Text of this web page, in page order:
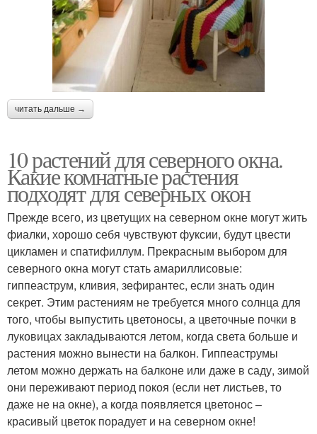
читать дальше →
10 растений для северного окна.
Какие комнатные растения
подходят для северных окон
Прежде всего, из цветущих на северном окне могут жить
фиалки, хорошо себя чувствуют фуксии, будут цвести
цикламен и спатифиллум. Прекрасным выбором для
северного окна могут стать амариллисовые:
гиппеаструм, кливия, зефирантес, если знать один
секрет. Этим растениям не требуется много солнца для
того, чтобы выпустить цветоносы, а цветочные почки в
луковицах закладываются летом, когда света больше и
растения можно вынести на балкон. Гиппеаструмы
летом можно держать на балконе или даже в саду, зимой
они переживают период покоя (если нет листьев, то
даже не на окне), а когда появляется цветонос –
красивый цветок порадует и на северном окне!